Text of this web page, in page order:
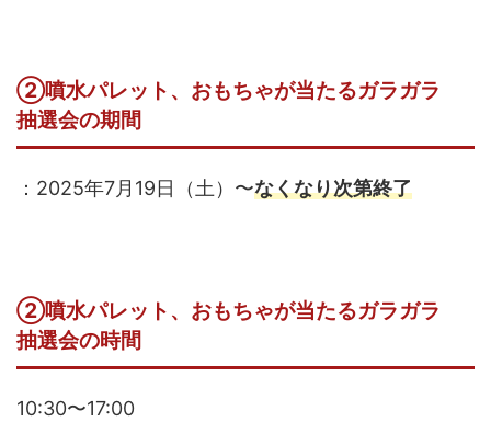
②噴水パレット、おもちゃが当たるガラガラ
抽選会の期間
：2025年7月19日（土）〜なくなり次第終了
②噴水パレット、おもちゃが当たるガラガラ
抽選会の時間
10:30〜17:00